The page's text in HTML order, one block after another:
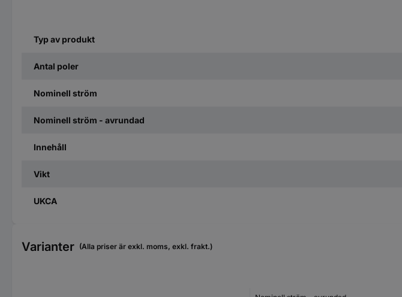
Typ av produkt
Antal poler
Nominell ström
Nominell ström - avrundad
Innehåll
Vikt
UKCA
Varianter (Alla priser är exkl. moms, exkl. frakt.)